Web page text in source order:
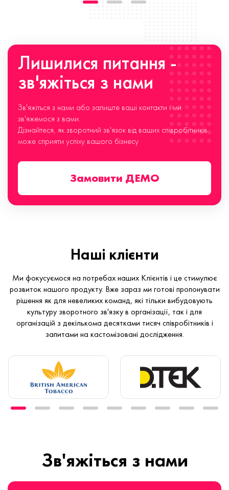
Лишилися питання -
зв'яжіться з нами
Зв'яжіться з нами або залиште ваші контакти і ми
зв'яжемося з вами.
Дізнайтеся, як зворотний зв'язок від ваших співробітників
може сприяти успіху вашого бізнесу
Замовити ДЕМО
Наші клієнти
Ми фокусуємося на потребах наших Клієнтів і це стимулює
розвиток нашого продукту. Вже зараз ми готові пропонувати
рішення як для невеликих команд, які тільки вибудовують
культуру зворотного зв'язку в організації, так і для
організацій з декількома десятками тисяч співробітників і
запитами на кастомізовані дослідження.
Зв'яжіться з нами